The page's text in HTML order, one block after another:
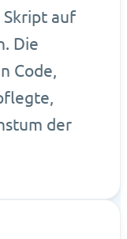
Skript auf
Die
Code,
der